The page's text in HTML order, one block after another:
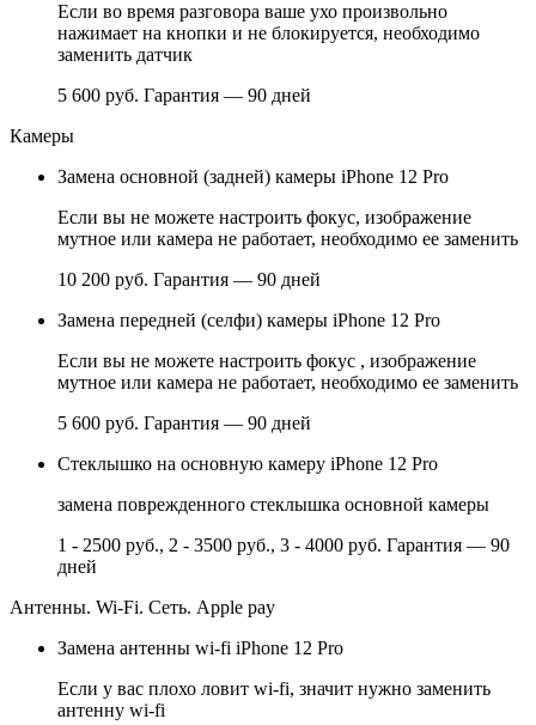
Если во время разговора ваше ухо произвольно
нажимает на кнопки и не блокируется, необходимо
заменить датчик
5 600 руб. Гарантия — 90 дней
Камеры
Замена основной (задней) камеры iPhone 12 Pro
Если вы не можете настроить фокус, изображение
мутное или камера не работает, необходимо ее заменить
10 200 руб. Гарантия — 90 дней
Замена передней (селфи) камеры iPhone 12 Pro
Если вы не можете настроить фокус , изображение
мутное или камера не работает, необходимо ее заменить
5 600 руб. Гарантия — 90 дней
Стеклышко на основную камеру iPhone 12 Pro
замена поврежденного стеклышка основной камеры
1 - 2500 руб., 2 - 3500 руб., 3 - 4000 руб. Гарантия — 90
дней
Антенны. Wi-Fi. Сеть. Apple pay
Замена антенны wi-fi iPhone 12 Pro
Если у вас плохо ловит wi-fi, значит нужно заменить
антенну wi-fi